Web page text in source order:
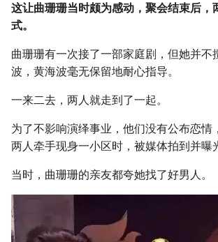
这让曲珊珊当时颇为感动，聚会结束后，
式。
曲珊珊有一次接了一部家庭剧，但她并不
波，黄海波毫无保留地耐心指导。
一来二去，两人就走到了一起。
为了不影响演绎事业，他们没有公布恋情
两人牵手现身一小区时，被媒体拍到并曝
当时，曲珊珊的亲友都夸她找了好男人。